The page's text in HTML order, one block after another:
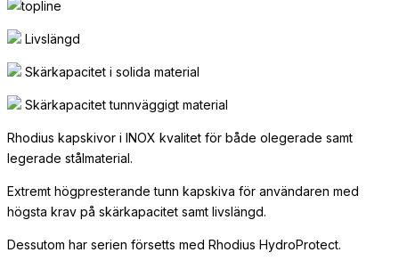
Livslängd
Skärkapacitet i solida material
Skärkapacitet tunnväggigt material
Rhodius kapskivor i INOX kvalitet för både olegerade samt
legerade stålmaterial.
Extremt högpresterande tunn kapskiva för användaren med
högsta krav på skärkapacitet samt livslängd.
Dessutom har serien försetts med Rhodius HydroProtect.